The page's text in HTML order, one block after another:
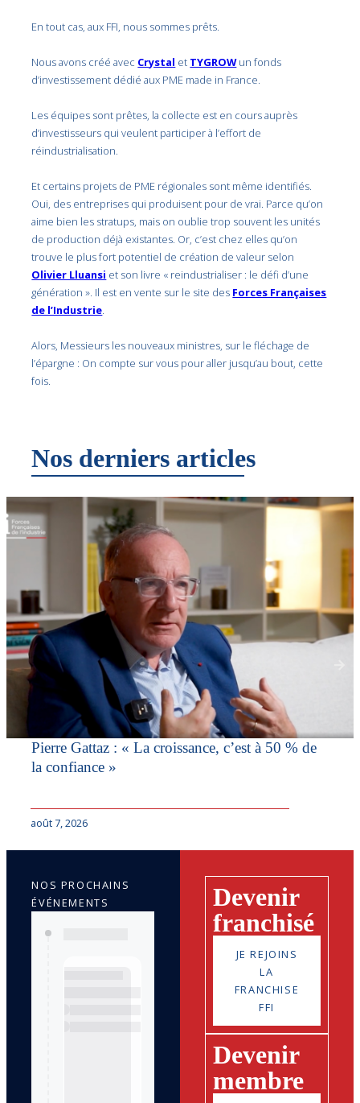
En tout cas, aux FFI, nous sommes prêts.
Nous avons créé avec Crystal et TYGROWun fonds
d’investissement dédié aux PME made in France.
Les équipes sont prêtes, la collecte est en cours auprès
d’investisseurs qui veulent participer à l’effort de
réindustrialisation.
Et certains projets de PME régionales sont même identifiés.
Oui, des entreprises qui produisent pour de vrai. Parce qu’on
aime bien les stratups, mais on oublie trop souvent les unités
de production déjà existantes. Or, c’est chez elles qu’on
trouve le plus fort potentiel de création de valeur selon
Olivier Lluansi et son livre « reindustrialiser : le défi d’une
génération ». Il est en vente sur le site des Forces Françaises
de l’Industrie.
Alors, Messieurs les nouveaux ministres, sur le fléchage de
l’épargne : On compte sur vous pour aller jusqu’au bout, cette
fois.
Nos derniers articles
Pierre Gattaz : « La croissance, c’est à 50 % de
la confiance »
août 7, 2026
Devenir
franchisé
JE REJOINS
LA
FRANCHISE
FFI
Devenir
membre
NOS PROCHAINS
ÉVÉNEMENTS